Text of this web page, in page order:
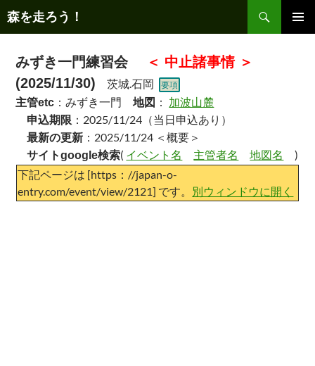
ン
森を走ろう！
検
索
みずき一門練習会
＜ 中止諸事情 ＞
(2025/11/30) 茨城.石岡 要項
主管etc ：みずき一門 地図 ： 加波山麓
申込期限 ：2025/11/24（当日申込あり）
最新の更新 ：2025/11/24 ＜概要＞
サイトgoogle検索( イベント名 主管者名 地図名
)
下記ページは [https：//japan-o-
entry.com/event/view/2121] です。 別ウィンドウに開く